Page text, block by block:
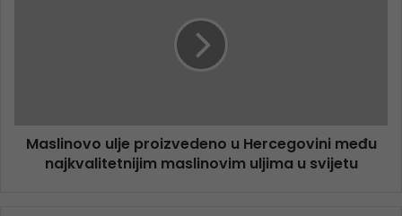
Maslinovo ulje proizvedeno u Hercegovini među
najkvalitetnijim maslinovim uljima u svijetu